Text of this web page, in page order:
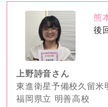
no
image
熊
後
上野詩音さん
東進衛星予備校久留米
福岡県立 明善高校